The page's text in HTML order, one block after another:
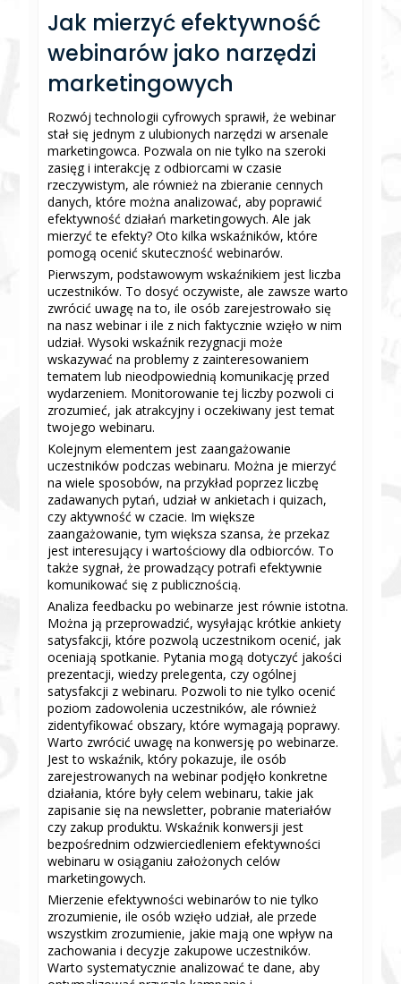
Jak mierzyć efektywność
webinarów jako narzędzi
marketingowych
Rozwój technologii cyfrowych sprawił, że webinar
stał się jednym z ulubionych narzędzi w arsenale
marketingowca. Pozwala on nie tylko na szeroki
zasięg i interakcję z odbiorcami w czasie
rzeczywistym, ale również na zbieranie cennych
danych, które można analizować, aby poprawić
efektywność działań marketingowych. Ale jak
mierzyć te efekty? Oto kilka wskaźników, które
pomogą ocenić skuteczność webinarów.
Pierwszym, podstawowym wskaźnikiem jest liczba
uczestników. To dosyć oczywiste, ale zawsze warto
zwrócić uwagę na to, ile osób zarejestrowało się
na nasz webinar i ile z nich faktycznie wzięło w nim
udział. Wysoki wskaźnik rezygnacji może
wskazywać na problemy z zainteresowaniem
tematem lub nieodpowiednią komunikację przed
wydarzeniem. Monitorowanie tej liczby pozwoli ci
zrozumieć, jak atrakcyjny i oczekiwany jest temat
twojego webinaru.
Kolejnym elementem jest zaangażowanie
uczestników podczas webinaru. Można je mierzyć
na wiele sposobów, na przykład poprzez liczbę
zadawanych pytań, udział w ankietach i quizach,
czy aktywność w czacie. Im większe
zaangażowanie, tym większa szansa, że przekaz
jest interesujący i wartościowy dla odbiorców. To
także sygnał, że prowadzący potrafi efektywnie
komunikować się z publicznością.
Analiza feedbacku po webinarze jest równie istotna.
Można ją przeprowadzić, wysyłając krótkie ankiety
satysfakcji, które pozwolą uczestnikom ocenić, jak
oceniają spotkanie. Pytania mogą dotyczyć jakości
prezentacji, wiedzy prelegenta, czy ogólnej
satysfakcji z webinaru. Pozwoli to nie tylko ocenić
poziom zadowolenia uczestników, ale również
zidentyfikować obszary, które wymagają poprawy.
Warto zwrócić uwagę na konwersję po webinarze.
Jest to wskaźnik, który pokazuje, ile osób
zarejestrowanych na webinar podjęło konkretne
działania, które były celem webinaru, takie jak
zapisanie się na newsletter, pobranie materiałów
czy zakup produktu. Wskaźnik konwersji jest
bezpośrednim odzwierciedleniem efektywności
webinaru w osiąganiu założonych celów
marketingowych.
Mierzenie efektywności webinarów to nie tylko
zrozumienie, ile osób wzięło udział, ale przede
wszystkim zrozumienie, jakie mają one wpływ na
zachowania i decyzje zakupowe uczestników.
Warto systematycznie analizować te dane, aby